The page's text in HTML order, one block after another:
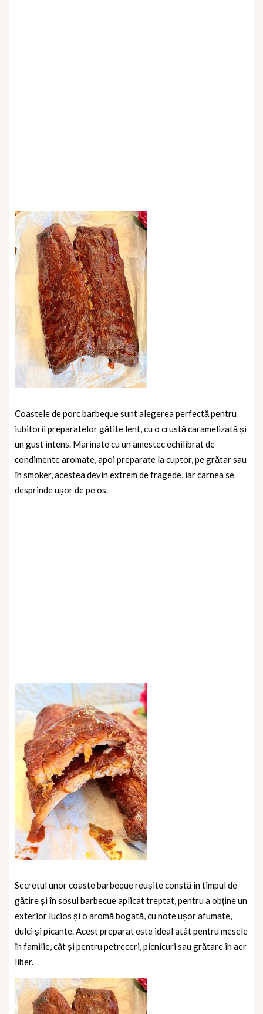
Coastele de porc barbeque sunt alegerea perfectă pentru
iubitorii preparatelor gătite lent, cu o crustă caramelizată și
un gust intens. Marinate cu un amestec echilibrat de
condimente aromate, apoi preparate la cuptor, pe grătar sau
în smoker, acestea devin extrem de fragede, iar carnea se
desprinde ușor de pe os.
Secretul unor coaste barbeque reușite constă în timpul de
gătire și în sosul barbecue aplicat treptat, pentru a obține un
exterior lucios și o aromă bogată, cu note ușor afumate,
dulci și picante. Acest preparat este ideal atât pentru mesele
în familie, cât și pentru petreceri, picnicuri sau grătare în aer
liber.